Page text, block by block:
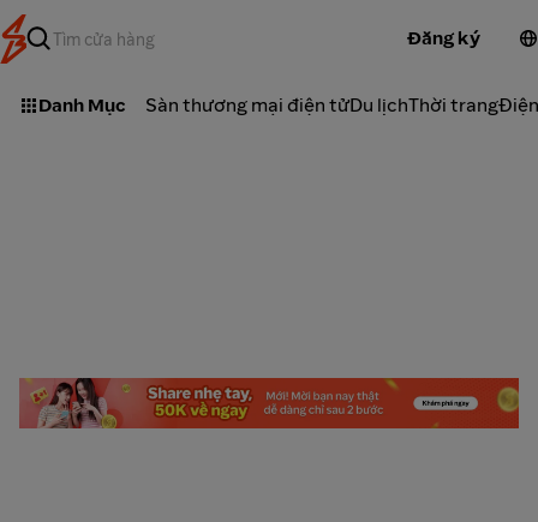
Đăng ký
Danh Mục Sàn thương mại điện tửDu lịchThời trang